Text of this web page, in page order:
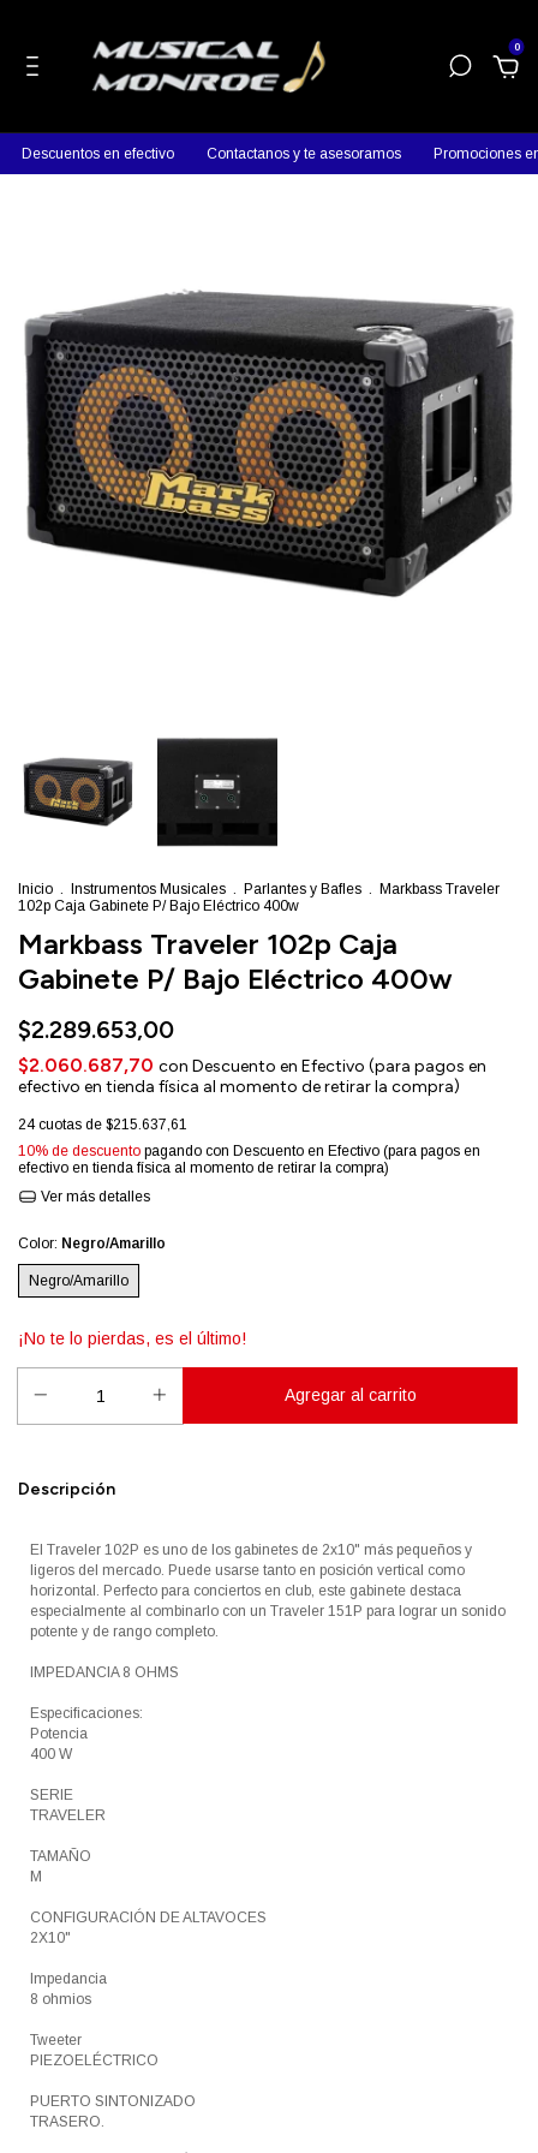
0
Descuentos en efectivo Contactanos y te asesoramos Promociones en
Inicio . Instrumentos Musicales . Parlantes y Bafles .
Markbass Traveler
102p Caja Gabinete P/ Bajo Eléctrico 400w
Markbass Traveler 102p Caja
Gabinete P/ Bajo Eléctrico 400w
$2.289.653,00
$2.060.687,70 con Descuento en Efectivo (para pagos en
efectivo en tienda física al momento de retirar la compra)
24 cuotas de $215.637,61
10% de descuento pagando con Descuento en Efectivo (para pagos en
efectivo en tienda física al momento de retirar la compra)
Ver más detalles
Color: Negro/Amarillo
Negro/Amarillo
¡No te lo pierdas, es el último!
Descripción
El Traveler 102P es uno de los gabinetes de 2x10" más pequeños y
ligeros del mercado. Puede usarse tanto en posición vertical como
horizontal. Perfecto para conciertos en club, este gabinete destaca
especialmente al combinarlo con un Traveler 151P para lograr un sonido
potente y de rango completo.
IMPEDANCIA 8 OHMS
Especificaciones:
Potencia
400 W
SERIE
TRAVELER
TAMAÑO
M
CONFIGURACIÓN DE ALTAVOCES
2X10"
Impedancia
8 ohmios
Tweeter
PIEZOELÉCTRICO
PUERTO SINTONIZADO
TRASERO.